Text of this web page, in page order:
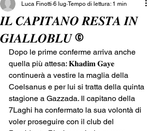
𝑰𝑳 𝑪𝑨𝑷𝑰𝑻𝑨𝑵𝑶 𝑹𝑬𝑺𝑻𝑨 𝑰𝑵
𝑮𝑰𝑨𝑳𝑳𝑶𝑩𝑳𝑼 ©️
Luca Finotti 6 lug Tempo di lettura: 1 min
Dopo le prime conferme arriva anche
quella più attesa: 𝐊𝐡𝐚𝐝𝐢𝐦 𝐆𝐚𝐲𝐞
continuerà a vestire la maglia della
Coelsanus e per lui si tratta della quinta
stagione a Gazzada. Il capitano della
7Laghi ha confermato la sua volontà di
voler proseguire con il club del